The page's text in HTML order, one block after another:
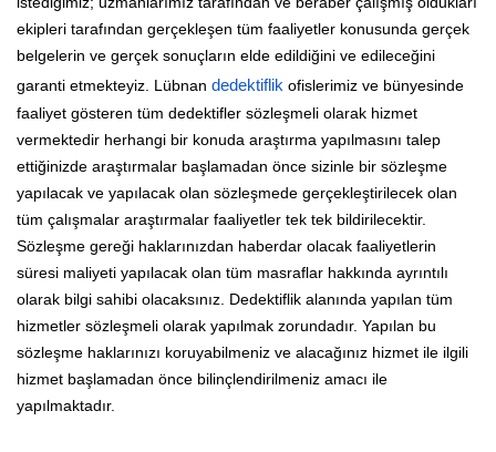
ekipleri tarafından gerçekleşen tüm faaliyetler konusunda gerçek
belgelerin ve gerçek sonuçların elde edildiğini ve edileceğini
garanti etmekteyiz. Lübnan dedektiflik ofislerimiz ve bünyesinde
faaliyet gösteren tüm dedektifler sözleşmeli olarak hizmet
vermektedir herhangi bir konuda araştırma yapılmasını talep
ettiğinizde araştırmalar başlamadan önce sizinle bir sözleşme
yapılacak ve yapılacak olan sözleşmede gerçekleştirilecek olan
tüm çalışmalar araştırmalar faaliyetler tek tek bildirilecektir.
Sözleşme gereği haklarınızdan haberdar olacak faaliyetlerin
süresi maliyeti yapılacak olan tüm masraflar hakkında ayrıntılı
olarak bilgi sahibi olacaksınız. Dedektiflik alanında yapılan tüm
hizmetler sözleşmeli olarak yapılmak zorundadır. Yapılan bu
sözleşme haklarınızı koruyabilmeniz ve alacağınız hizmet ile ilgili
hizmet başlamadan önce bilinçlendirilmeniz amacı ile
yapılmaktadır.